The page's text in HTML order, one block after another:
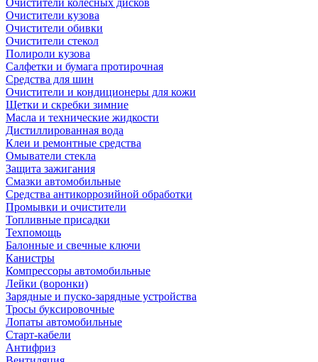
Очистители колёсных дисков
Очистители кузова
Очистители обивки
Очистители стекол
Полироли кузова
Салфетки и бумага протирочная
Средства для шин
Очистители и кондиционеры для кожи
Щетки и скребки зимние
Масла и технические жидкости
Дистиллированная вода
Клеи и ремонтные средства
Омыватели стекла
Защита зажигания
Смазки автомобильные
Средства антикоррозийной обработки
Промывки и очистители
Топливные присадки
Техпомощь
Балонные и свечные ключи
Канистры
Компрессоры автомобильные
Лейки (воронки)
Зарядные и пуско-зарядные устройства
Тросы буксировочные
Лопаты автомобильные
Старт-кабели
Антифриз